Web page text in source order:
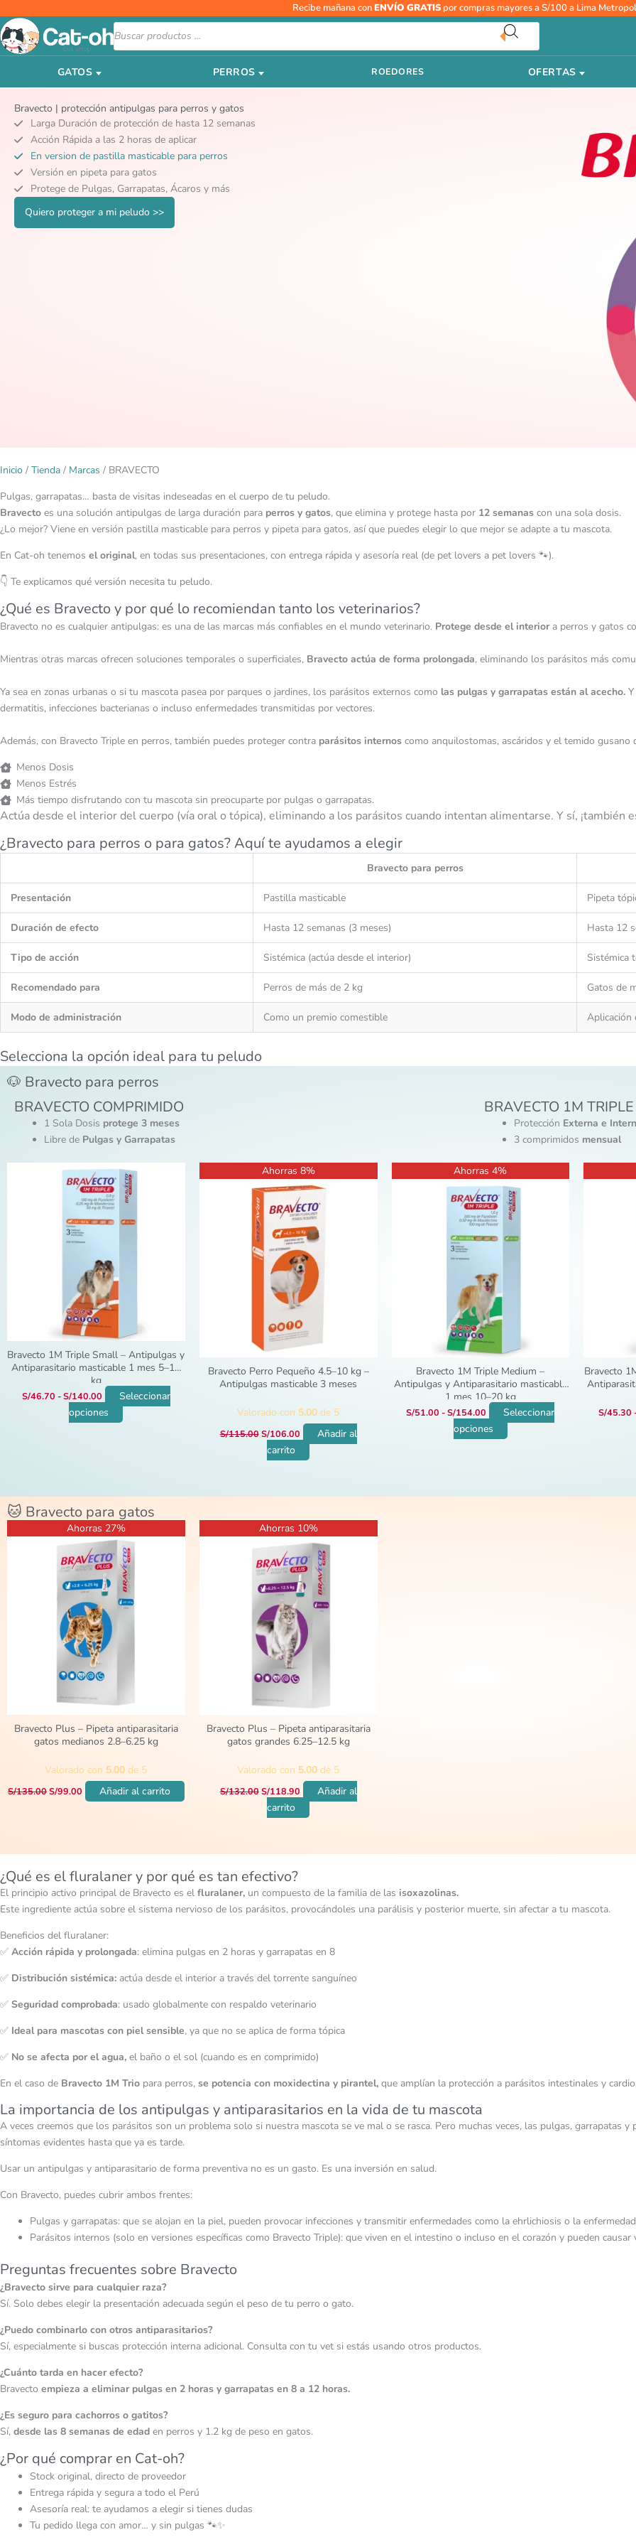
al
contenido
Recibe mañana conENVÍO GRATIS por compras mayores a S/100 a Lima
Búsqueda
de
productos
GATOS PERROS ROEDORES OFERTAS
Bravecto | protección antipulgas para perros y gatos
Larga Duración de protección de hasta 12 semanas
Acción Rápida a las 2 horas de aplicar
En version de pastilla masticable para perros
Versión en pipeta para gatos
Protege de Pulgas, Garrapatas, Ácaros y más
Quiero proteger a mi peludo >>
Inicio / Tienda / Marcas / BRAVECTO
Pulgas, garrapatas… basta de visitas indeseadas en el cuerpo de tu peludo.
Bravecto es una solución antipulgas de larga duración para perros y gatos, que elimina y protege hasta por 12 semanas con una sola dosis.
¿Lo mejor? Viene en versión pastilla masticable para perros y pipeta para gatos, así que puedes elegir lo que mejor se adapte a tu mascota.
En Cat-oh tenemos el original, en todas sus presentaciones, con entrega rápida y asesoría real (de pet lovers a pet lovers 🐾).
👇 Te explicamos qué versión necesita tu peludo.
¿Qué es Bravecto y por qué lo recomiendan tanto los veterinarios?
Bravecto no es cualquier antipulgas: es una de las marcas más confiables en el mundo veterinario. Protege desde el interiora perros y gatos
Mientras otras marcas ofrecen soluciones temporales o superficiales, Bravecto actúa de forma prolongada, eliminando los parásitos más
Ya sea en zonas urbanas o si tu mascota pasea por parques o jardines, los parásitos externos como las pulgas y garrapatas están al acecho.
dermatitis, infecciones bacterianas o incluso enfermedades transmitidas por vectores.
Además, con Bravecto Triple en perros, también puedes proteger contra parásitos internos como anquilostomas, ascáridos y el temido gusano
Menos Dosis
Menos Estrés
Más tiempo disfrutando con tu mascota sin preocuparte por pulgas o garrapatas.
Actúa desde el interior del cuerpo (vía oral o tópica), eliminando a los parásitos cuando intentan alimentarse. Y sí, ¡también
¿Bravecto para perros o para gatos? Aquí te ayudamos a elegir
Bravecto para perros
Presentación Pastilla masticable Pipeta
Duración de efecto Hasta 12 semanas (3 meses) Hasta 12
Tipo de acción Sistémica (actúa desde el interior) Sistémica
Recomendado para Perros de más de 2 kg Gatos de
Modo de administración Como un premio comestible Aplicación
Selecciona la opción ideal para tu peludo
🐶 Bravecto para perros
BRAVECTO COMPRIMIDO
1 Sola Dosis protege 3 meses
Libre de Pulgas y Garrapatas
BRAVECTO 1M TRIPLE
Protección Externa e
3 comprimidos mensual
Bravecto 1M Triple Small – Antipulgas y
Antiparasitario masticable 1 mes 5–10
kg
S/46.70 -S/140.00
Rango
de
precios:
desde
S/46.70
hasta
Seleccionar
opciones
Este
producto
tiene
múltiples
en
página
de
producto
Ahorras 8%
Bravecto Perro Pequeño 4.5–10 kg –
Antipulgas masticable 3 meses
Valorado con 5.00 de 5
S/115.00
El
precio
original
S/115.00.
S/106.00
El
precio
actual
es:
S/106.00.
Añadir al
carrito
Ahorras 4%
Bravecto 1M Triple Medium –
Antipulgas y Antiparasitario masticable
1 mes 10–20 kg
S/51.00 - S/154.00
Rango
de
precios:
desde
S/51.00
hasta
S/154.00
Seleccionar
opciones
Este
producto
tiene
múltiples
variantes.
la
página
de
producto
Bravecto
S/45.30
🐱 Bravecto para gatos
Ahorras 27%
Bravecto Plus – Pipeta antiparasitaria
gatos medianos 2.8–6.25 kg
Valorado con 5.00 de 5
S/135.00
precio
original
era:
S/135.00.
S/99.00
El
precio
actual
es:
S/99.00.
Añadir al carrito
Ahorras 10%
Bravecto Plus – Pipeta antiparasitaria
gatos grandes 6.25–12.5 kg
Valorado con 5.00 de 5
S/132.00
El
precio
original
era:
S/132.00.
S/118.90
El
precio
actual
es:
S/118.90.
Añadir al
carrito
¿Qué es el fluralaner y por qué es tan efectivo?
El principio activo principal de Bravecto es el fluralaner, un compuesto de la familia de las isoxazolinas.
Este ingrediente actúa sobre el sistema nervioso de los parásitos, provocándoles una parálisis y posterior muerte, sin afectar a tu mascota.
Beneficios del fluralaner:
✅ Acción rápida y prolongada: elimina pulgas en 2 horas y garrapatas en 8
✅ Distribución sistémica: actúa desde el interior a través del torrente sanguíneo
✅ Seguridad comprobada: usado globalmente con respaldo veterinario
✅ Ideal para mascotas con piel sensible, ya que no se aplica de forma tópica
✅ No se afecta por el agua, el baño o el sol (cuando es en comprimido)
En el caso de Bravecto 1M Trio para perros, se potencia con moxidectina y pirantel, que amplían la protección a parásitos intestinales y
La importancia de los antipulgas y antiparasitarios en la vida de tu mascota
A veces creemos que los parásitos son un problema solo si nuestra mascota se ve mal o se rasca. Pero muchas veces, las pulgas, garrapatas y
síntomas evidentes hasta que ya es tarde.
Usar un antipulgas y antiparasitario de forma preventiva no es un gasto. Es una inversión en salud.
Con Bravecto, puedes cubrir ambos frentes:
Pulgas y garrapatas: que se alojan en la piel, pueden provocar infecciones y transmitir enfermedades como la ehrlichiosis o la
Parásitos internos (solo en versiones específicas como Bravecto Triple): que viven en el intestino o incluso en el corazón y pueden
Preguntas frecuentes sobre Bravecto
¿Bravecto sirve para cualquier raza?
Sí. Solo debes elegir la presentación adecuada según el peso de tu perro o gato.
¿Puedo combinarlo con otros antiparasitarios?
Sí, especialmente si buscas protección interna adicional. Consulta con tu vet si estás usando otros productos.
¿Cuánto tarda en hacer efecto?
Bravecto empieza a eliminar pulgas en 2 horas y garrapatas en 8 a 12 horas.
¿Es seguro para cachorros o gatitos?
Sí, desde las 8 semanas de edad en perros y 1.2 kg de peso en gatos.
¿Por qué comprar en Cat-oh?
Stock original, directo de proveedor
Entrega rápida y segura a todo el Perú
Asesoría real: te ayudamos a elegir si tienes dudas
Tu pedido llega con amor… y sin pulgas 🐾✨